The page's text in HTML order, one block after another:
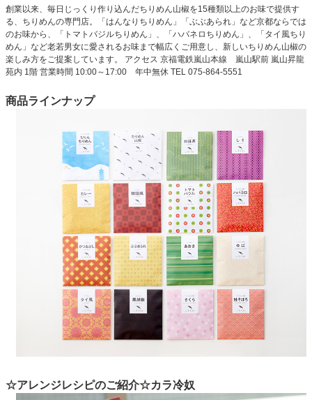
創業以来、毎日じっくり作り込んだちりめん山椒を15種類以上のお味で提供す
る、ちりめんの専門店。「はんなりちりめん」「ぶぶあられ」など京都ならでは
のお味から、「トマトバジルちりめん」、「ハバネロちりめん」、「タイ風ちり
めん」など老若男女に愛されるお味まで幅広くご用意し、新しいちりめん山椒の
楽しみ方をご提案しています。 アクセス 京福電鉄嵐山本線 嵐山駅前 嵐山昇龍
苑内 1階 営業時間 10:00～17:00 年中無休 TEL 075-864-5551
商品ラインナップ
☆アレンジレシピのご紹介☆カラ冷奴